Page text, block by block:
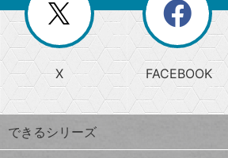
じ
る
search
検
索
上
昇
ワ
ー
ド
閉
じ
る
ー
か
ら
探
す
X FACEBOOK
できるシリーズ